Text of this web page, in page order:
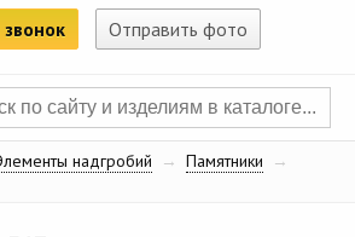
Отправить фото
надгробий → Памятники
→